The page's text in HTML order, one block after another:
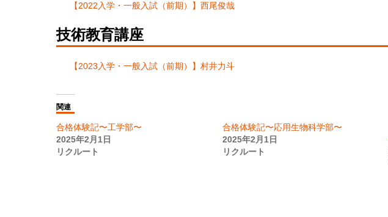
【2022入学・一般入試（前期）】西尾俊哉
技術教育講座
【2023入学・一般入試（前期）】村井力斗
関連
合格体験記〜工学部〜
2025年2月1日
リクルート
合格体験記〜応用生物科学部〜
2025年2月1日
リクルート